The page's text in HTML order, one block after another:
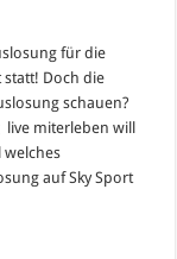
für die
statt! Doch die
schauen?
live miterleben will
welches
auf Sky Sport